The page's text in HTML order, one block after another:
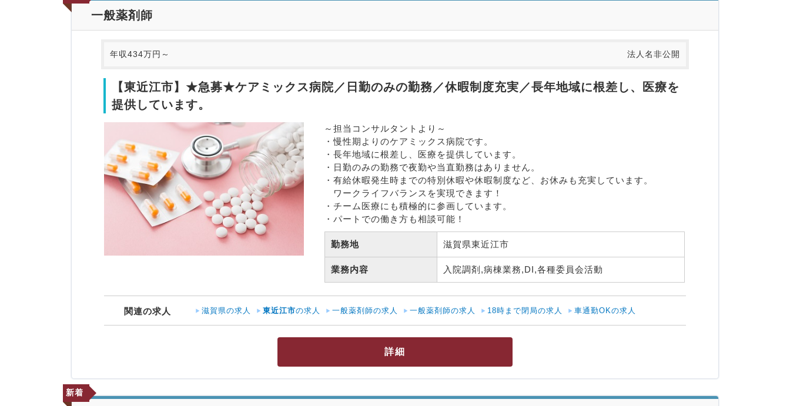
一般薬剤師
詳細
年収434万円～ 法人名非公開
【東近江市】★急募★ケアミックス病院／日勤のみの勤務／休暇制度充実／長年地域に根差し、医療を
提供しています。
～担当コンサルタントより～
・慢性期よりのケアミックス病院です。
・長年地域に根差し、医療を提供しています。
・日勤のみの勤務で夜勤や当直勤務はありません。
・有給休暇発生時までの特別休暇や休暇制度など、お休みも充実しています。
ワークライフバランスを実現できます！
・チーム医療にも積極的に参画しています。
・パートでの働き方も相談可能！
勤務地 滋賀県東近江市
業務内容 入院調剤,病棟業務,DI,各種委員会活動
関連の求人 滋賀県の求人 東近江市の求人 一般薬剤師の求人 一般薬剤師の求人 18時まで閉局の求人 車通勤OKの求人
新着